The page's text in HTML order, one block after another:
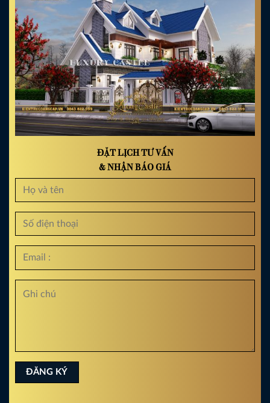
ĐẶT LỊCH TƯ VẤN
& NHẬN BÁO GIÁ